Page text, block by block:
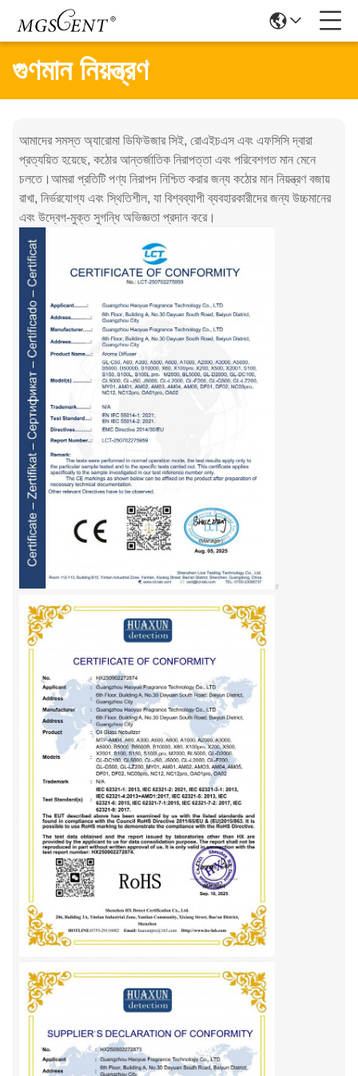
গুণমান নিয়ন্ত্রণ
আমাদের সমস্ত অ্যারোমা ডিফিউজার সিই, রোএইচএস এবং এফসিসি দ্বারা
প্রত্যয়িত হয়েছে, কঠোর আন্তর্জাতিক নিরাপত্তা এবং পরিবেশগত মান মেনে
চলতে।আমরা প্রতিটি পণ্য নিরাপদ নিশ্চিত করার জন্য কঠোর মান নিয়ন্ত্রণ বজায়
রাখা, নির্ভরযোগ্য এবং স্থিতিশীল, যা বিশ্বব্যাপী ব্যবহারকারীদের জন্য উচ্চমানের
এবং উদ্বেগ-মুক্ত সুগন্ধি অভিজ্ঞতা প্রদান করে।